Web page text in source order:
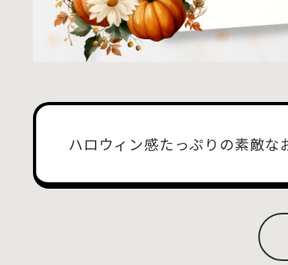
ハロウィン感たっぷりの素敵